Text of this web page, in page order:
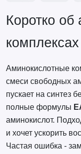
Коротко об
комплексах
Аминокислотные
смеси свободных
пускает на синтез
полные формулы
аминокислот.
и хочет ускорить
Частая ошибка -